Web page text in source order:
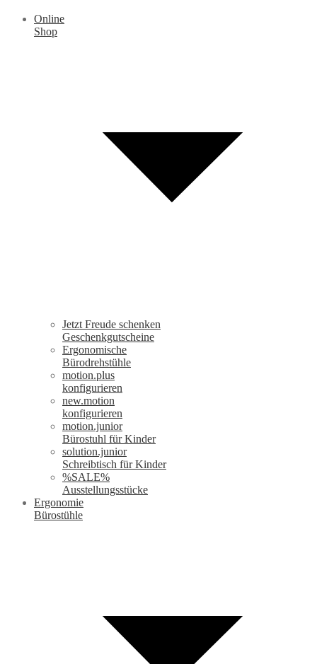
Online
Shop
Jetzt Freude schenken
Geschenkgutscheine
Ergonomische
Bürodrehstühle
motion.plus
konfigurieren
new.motion
konfigurieren
motion.junior
Bürostuhl für Kinder
solution.junior
Schreibtisch für Kinder
%SALE%
Ausstellungsstücke
Ergonomie
Bürostühle